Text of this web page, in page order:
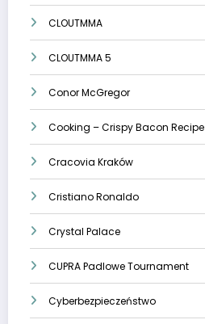
CLOUTMMA
CLOUTMMA 5
Conor McGregor
Cooking – Crispy Bacon Recipe
Cracovia Kraków
Cristiano Ronaldo
Crystal Palace
CUPRA Padlowe Tournament
Cyberbezpieczeństwo